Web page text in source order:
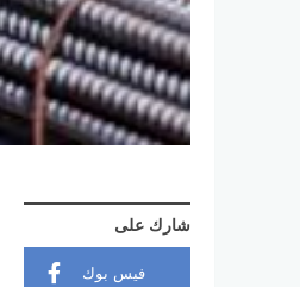
شارك على
فيس بوك